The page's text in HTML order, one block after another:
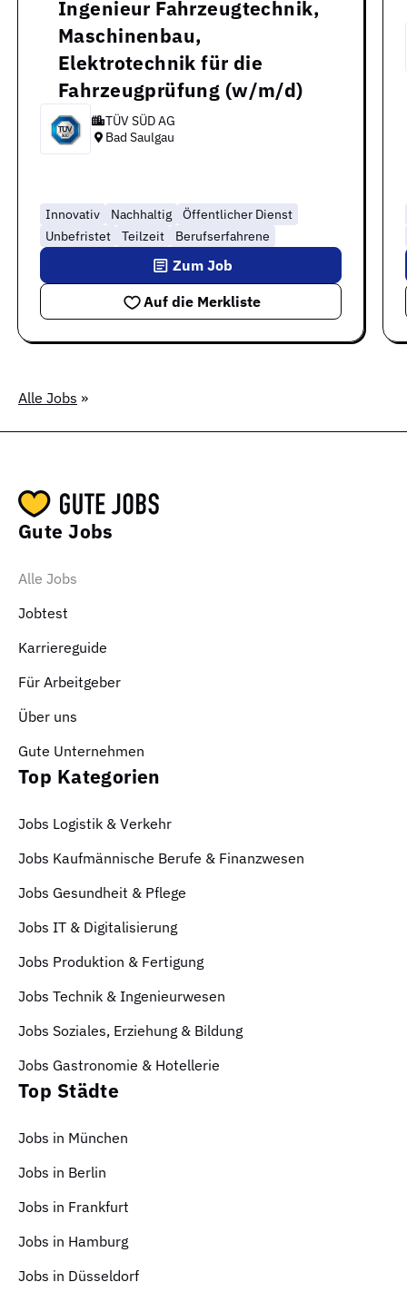
Ingenieur Fahrzeugtechnik,
Maschinenbau,
Elektrotechnik für die
Fahrzeugprüfung (w/m/d)
TÜV SÜD AG
Bad Saulgau
Innovativ Nachhaltig
Öffentlicher Dienst
Unbefristet
Teilzeit Berufserfahrene
Auf die Merkliste
Zum Job
Alle Jobs »
Gute Jobs
Alle Jobs
Jobtest
Karriereguide
Für Arbeitgeber
Über uns
Gute Unternehmen
Top Kategorien
Jobs Logistik & Verkehr
Jobs Kaufmännische Berufe & Finanzwesen
Jobs Gesundheit & Pflege
Jobs IT & Digitalisierung
Jobs Produktion & Fertigung
Jobs Technik & Ingenieurwesen
Jobs Soziales, Erziehung & Bildung
Jobs Gastronomie & Hotellerie
Top Städte
Jobs in München
Jobs in Berlin
Jobs in Frankfurt
Jobs in Hamburg
Jobs in Düsseldorf